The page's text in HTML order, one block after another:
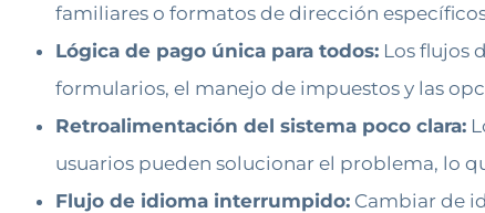
familiares o formatos de dirección
Lógica de pago única para todos: Los flujos
formularios, el manejo de impuestos y las
Retroalimentación del sistema poco clara:
usuarios pueden solucionar el problema, lo
Flujo de idioma interrumpido: Cambiar de